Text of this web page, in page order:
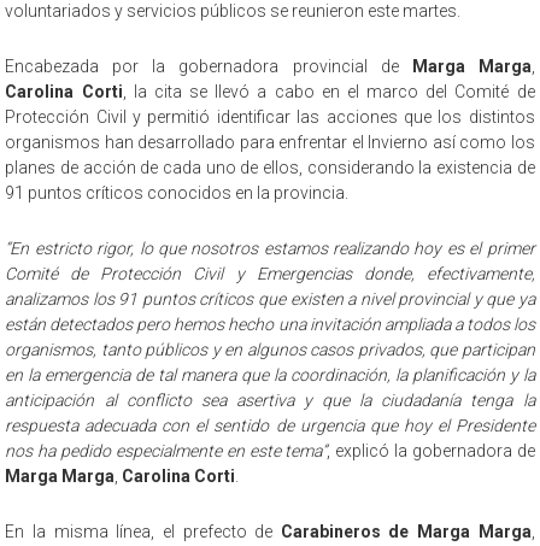
voluntariados y servicios públicos se reunieron este martes.
Encabezada por la gobernadora provincial de Marga Marga,
Carolina Corti, la cita se llevó a cabo en el marco del Comité de
Protección Civil y permitió identificar las acciones que los distintos
organismos han desarrollado para enfrentar el Invierno así como los
planes de acción de cada uno de ellos, considerando la existencia de
91 puntos críticos conocidos en la provincia.
“En estricto rigor, lo que nosotros estamos realizando hoy es el primer
Comité de Protección Civil y Emergencias donde, efectivamente,
analizamos los 91 puntos críticos que existen a nivel provincial y que ya
están detectados pero hemos hecho una invitación ampliada a todos los
organismos, tanto públicos y en algunos casos privados, que participan
en la emergencia de tal manera que la coordinación, la planificación y la
anticipación al conflicto sea asertiva y que la ciudadanía tenga la
respuesta adecuada con el sentido de urgencia que hoy el Presidente
nos ha pedido especialmente en este tema”, explicó la gobernadora de
Marga Marga, Carolina Corti.
En la misma línea, el prefecto de Carabineros de Marga Marga,